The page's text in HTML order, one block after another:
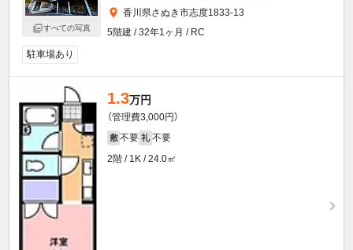
すべての写真
香川県さぬき市志度1833-13
5階建 / 32年1ヶ月 / RC
駐車場あり
1.3万円
（管理費3,000円）
敷 不要 礼 不要
2階 / 1K / 24.0㎡